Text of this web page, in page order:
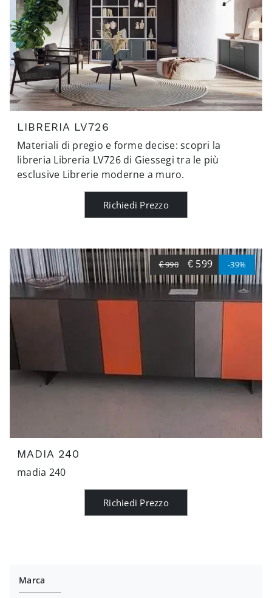
LIBRERIA LV726
Materiali di pregio e forme decise: scopri la
libreria Libreria LV726 di Giessegi tra le più
esclusive Librerie moderne a muro.
Richiedi Prezzo
MADIA 240
madia 240
Richiedi Prezzo
€ 990 € 599 -39%
Marca